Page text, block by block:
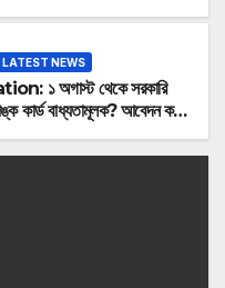
LATEST NEWS
১ অগাস্ট থেকে সরকারি
কার্ড বাধ্যতামূলক? আবেদন করুন